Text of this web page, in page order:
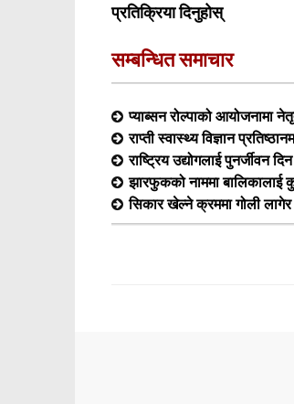
प्रतिक्रिया दिनुहोस्
सम्बन्धित समाचार
प्याब्सन रोल्पाको आयोजनामा
राप्ती स्वास्थ्य विज्ञान
राष्ट्रिय उद्योगलाई पुनर्जीवन
झारफुकको नाममा बालिकालाई
सिकार खेल्ने क्रममा गोली